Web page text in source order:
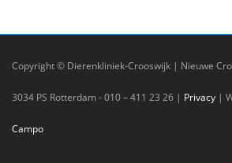
Copyright © Dierenkliniek-Crooswijk | Nieuwe
3034 PS Rotterdam - 010 – 411 23 26 | Privacy |
Campo